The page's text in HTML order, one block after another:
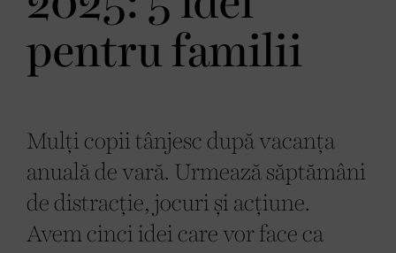
pentru familii
Mulți copii tânjesc după vacanța
anuală de vară. Urmează săptămâni
de distracție, jocuri și acțiune.
Avem cinci idei care vor face ca